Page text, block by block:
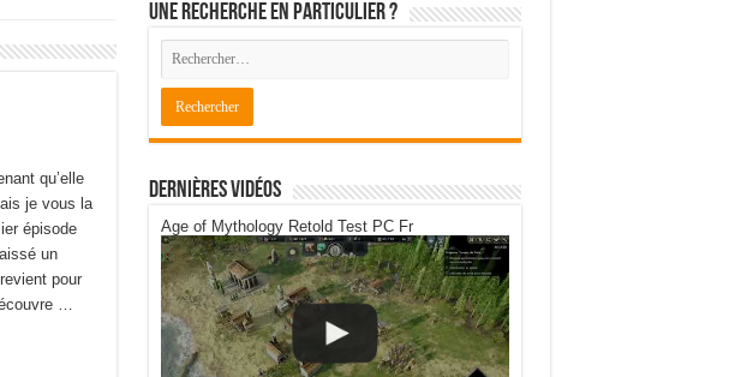
qu’elle
je vous la
épisode
un
pour
…
Une recherche en particulier ?
Dernières Vidéos
Age of Mythology Retold Test PC Fr